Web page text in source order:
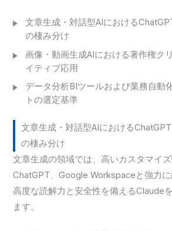
文章生成・対話型AIにおける
の棲み分け
画像・動画生成AIにおける著作権ク
イティブ応用
データ分析BIツールおよび業務自動
トの選定基準
文章生成・対話型AIにおける
の棲み分け
文章生成の領域では、高いカスタマイ
ChatGPT、Google Workspaceと強力に
高度な読解力と安全性を備えるClaude
ます。